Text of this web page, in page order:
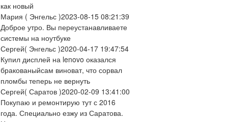
как новый
Мария ( Энгельс )2023-08-15 08:21:39
Доброе утро. Вы переустанавливаете
системы на ноутбуке
Сергей( Энгельс )2020-04-17 19:47:54
Купил дисплей на lenovo оказался
бракованыйсам виноват, что сорвал
пломбы теперь не вернуть
Сергей( Саратов )2020-02-09 13:41:00
Покупаю и ремонтирую тут с 2016
года. Специально езжу из Саратова.